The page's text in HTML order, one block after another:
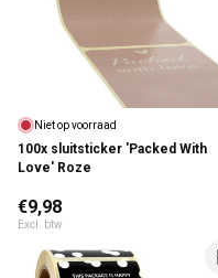
Niet op voorraad
100x sluitsticker 'Packed With
Love' Roze
Normale prijs
€9,98
Excl. btw